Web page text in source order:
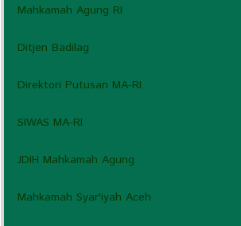
Mahkamah Agung RI
Ditjen Badilag
Direktori Putusan MA-RI
SIWAS MA-RI
JDIH Mahkamah Agung
Mahkamah Syar'iyah Aceh